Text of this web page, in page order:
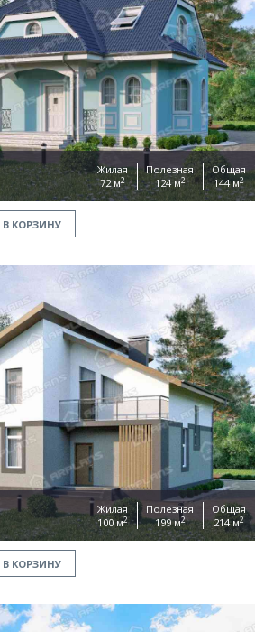
Жилая
72 м2
Полезная
124 м2
Общая
144 м2
В КОРЗИНУ
Жилая
100 м2
Полезная
199 м2
Общая
214 м2
В КОРЗИНУ